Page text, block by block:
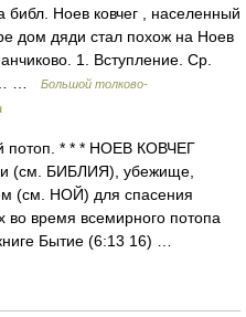
Ноев ковчег , населенный
дом дяди стал похож на Ноев
1. Вступление. Ср.
…
Большой толково-
* * * НОЕВ КОВЧЕГ
(см. БИБЛИЯ), убежище,
(см. НОЙ) для спасения
во время всемирного потопа
Бытие (6:13 16) …